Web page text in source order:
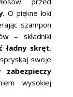
. O piękne loki
szampon
– składniki
ładny skręt.
swoje
zabezpieczy
wysokiej